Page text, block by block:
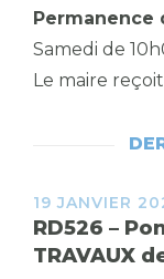
Permanence
Samedi de
Le maire
19 JANVIER
RD526 –
TRAVAUX